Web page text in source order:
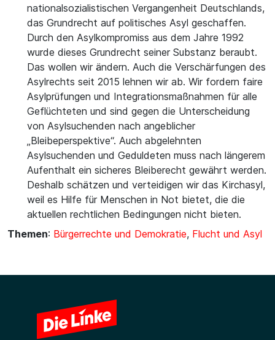
nationalsozialistischen Vergangenheit Deutschlands,
das Grundrecht auf politisches Asyl geschaffen.
Durch den Asylkompromiss aus dem Jahre 1992
wurde dieses Grundrecht seiner Substanz beraubt.
Das wollen wir ändern. Auch die Verschärfungen des
Asylrechts seit 2015 lehnen wir ab. Wir fordern faire
Asylprüfungen und Integrationsmaßnahmen für alle
Geflüchteten und sind gegen die Unterscheidung
von Asylsuchenden nach angeblicher
„Bleibeperspektive“. Auch abgelehnten
Asylsuchenden und Geduldeten muss nach längerem
Aufenthalt ein sicheres Bleiberecht gewährt werden.
Deshalb schätzen und verteidigen wir das Kirchasyl,
weil es Hilfe für Menschen in Not bietet, die die
aktuellen rechtlichen Bedingungen nicht bieten.
Themen: Bürgerrechte und Demokratie, Flucht und Asyl